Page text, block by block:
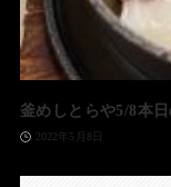
釜めしとらや5/8本
2022年5月8日